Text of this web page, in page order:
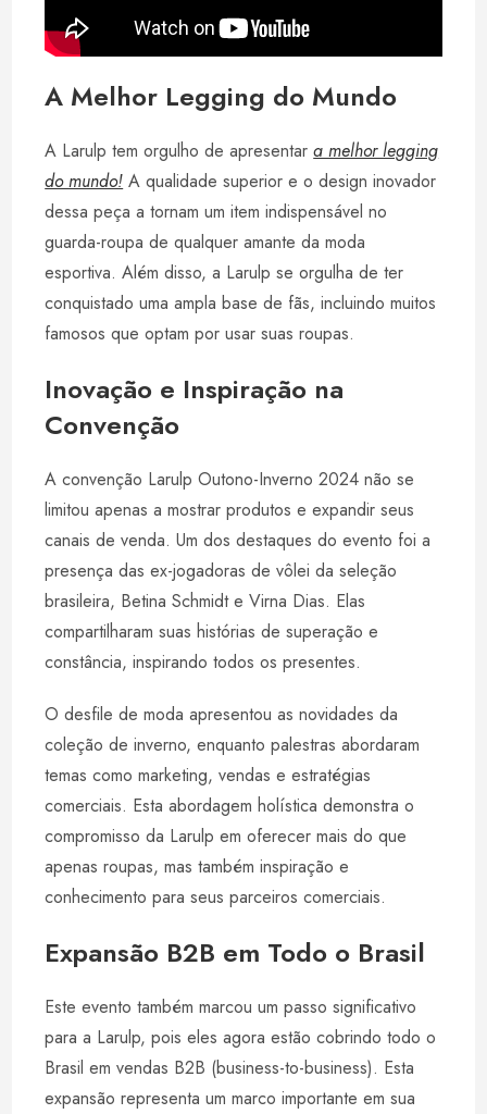
A Melhor Legging do Mundo
A Larulp tem orgulho de apresentara melhor legging
do mundo! A qualidade superior e o design inovador
dessa peça a tornam um item indispensável no
guarda-roupa de qualquer amante da moda
esportiva. Além disso, a Larulp se orgulha de ter
conquistado uma ampla base de fãs, incluindo muitos
famosos que optam por usar suas roupas.
Inovação e Inspiração na
Convenção
A convenção Larulp Outono-Inverno 2024 não se
limitou apenas a mostrar produtos e expandir seus
canais de venda. Um dos destaques do evento foi a
presença das ex-jogadoras de vôlei da seleção
brasileira, Betina Schmidt e Virna Dias. Elas
compartilharam suas histórias de superação e
constância, inspirando todos os presentes.
O desfile de moda apresentou as novidades da
coleção de inverno, enquanto palestras abordaram
temas como marketing, vendas e estratégias
comerciais. Esta abordagem holística demonstra o
compromisso da Larulp em oferecer mais do que
apenas roupas, mas também inspiração e
conhecimento para seus parceiros comerciais.
Expansão B2B em Todo o Brasil
Este evento também marcou um passo significativo
para a Larulp, pois eles agora estão cobrindo todo o
Brasil em vendas B2B (business-to-business). Esta
expansão representa um marco importante em sua